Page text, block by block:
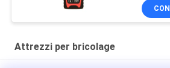
Attrezzi per bricolage